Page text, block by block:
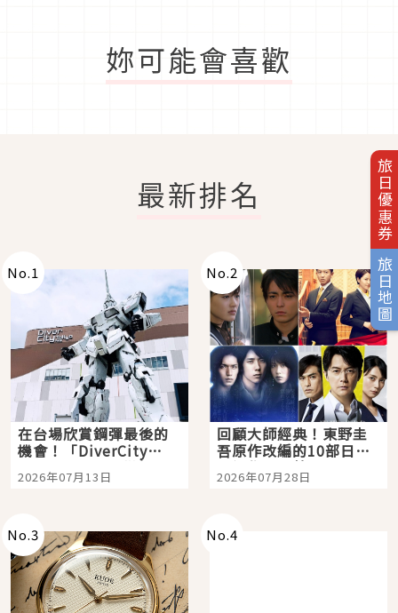
旅日優惠券
旅日地圖
妳可能會喜歡
最新排名
No.1
在台場欣賞鋼彈最後的
機會！「DiverCity
Tokyo Plaza」搭船、
購物、美食及夜景，一
2026年07月13日
No.2
回顧大師經典！東野圭
吾原作改編的10部日本
影視作品推薦
2026年07月28日
No.3 No.4